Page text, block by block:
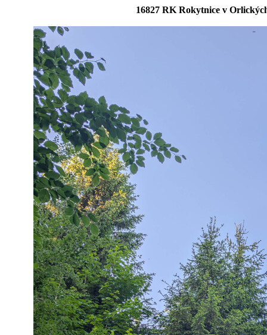
16827 RK Rokytnice v